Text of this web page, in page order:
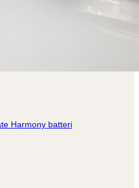
Harmony batteri